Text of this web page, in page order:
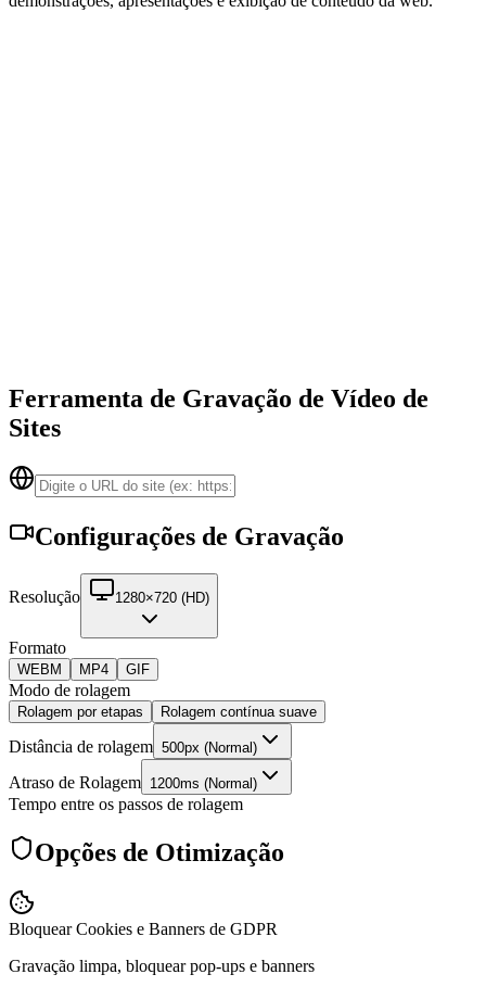
Ferramenta de Gravação de Vídeo de
Sites
Configurações de Gravação
Resolução 1280×720 (HD)
Formato
WEBM MP4 GIF
Modo de rolagem
Rolagem por etapas Rolagem contínua suave
Distância de rolagem 500px (Normal)
Atraso de Rolagem 1200ms (Normal)
Tempo entre os passos de rolagem
Opções de Otimização
Bloquear Cookies e Banners de GDPR
Gravação limpa, bloquear pop-ups e banners